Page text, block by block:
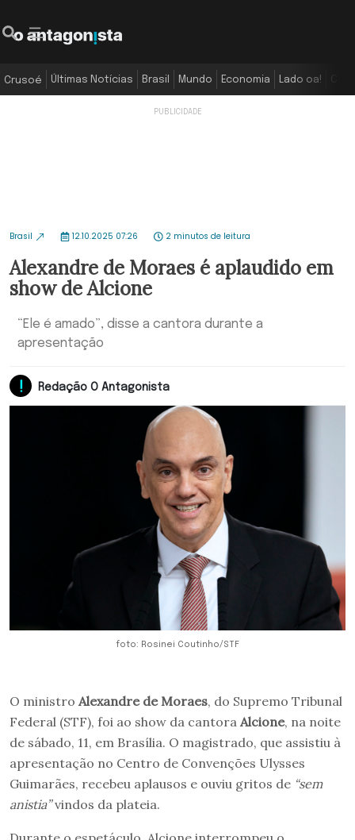
Crusoé Últimas Notícias Brasil Mundo Economia Lado oa!
Brasil 12.10.2025 07:26 2 minutos de leitura
Alexandre de Moraes é aplaudido em
show de Alcione
“Ele é amado”, disse a cantora durante a
apresentação
Redação O Antagonista
foto: Rosinei Coutinho/STF
O ministro Alexandre de Moraes, do Supremo Tribunal
Federal (STF), foi ao show da cantora Alcione, na noite
de sábado, 11, em Brasília. O magistrado, que assistiu à
apresentação no Centro de Convenções Ulysses
Guimarães, recebeu aplausos e ouviu gritos de “sem
anistia”vindos da plateia.